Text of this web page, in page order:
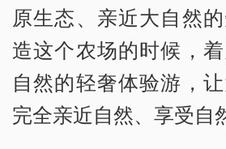
原生态、亲近大自然
造这个农场的时候，
自然的轻奢体验游，
完全亲近自然、享受自